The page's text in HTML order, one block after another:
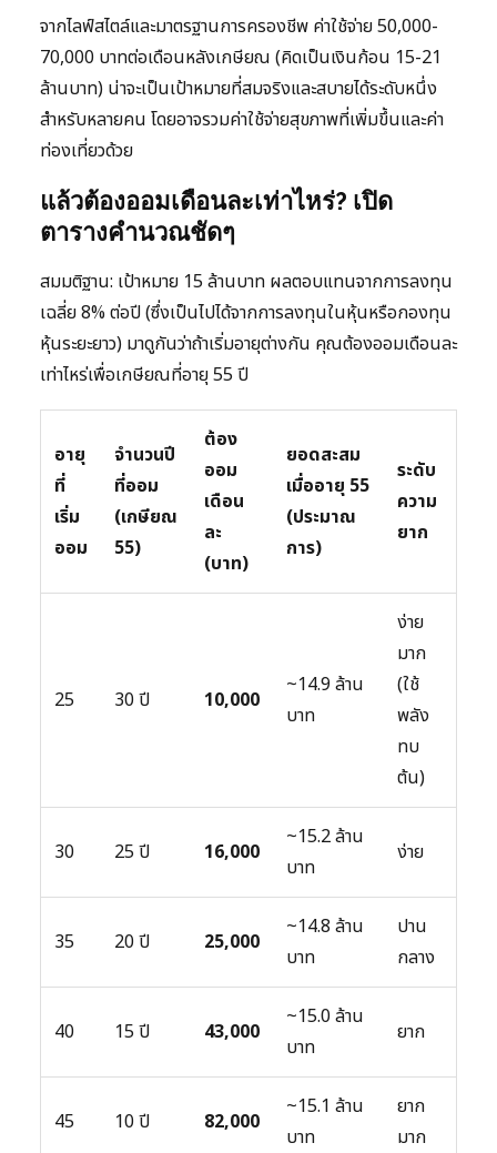
จากไลฟ์สไตล์และมาตรฐานการครองชีพ ค่าใช้จ่าย 50,000-
70,000 บาทต่อเดือนหลังเกษียณ (คิดเป็นเงินก้อน 15-21
ล้านบาท) น่าจะเป็นเป้าหมายที่สมจริงและสบายได้ระดับหนึ่ง
สำหรับหลายคน โดยอาจรวมค่าใช้จ่ายสุขภาพที่เพิ่มขึ้นและค่า
ท่องเที่ยวด้วย
แล้วต้องออมเดือนละเท่าไหร่? เปิด
ตารางคำนวณชัดๆ
สมมติฐาน: เป้าหมาย 15 ล้านบาท ผลตอบแทนจากการลงทุน
เฉลี่ย 8% ต่อปี (ซึ่งเป็นไปได้จากการลงทุนในหุ้นหรือกองทุน
หุ้นระยะยาว) มาดูกันว่าถ้าเริ่มอายุต่างกัน คุณต้องออมเดือนละ
เท่าไหร่เพื่อเกษียณที่อายุ 55 ปี
อายุ
ที่
เริ่ม
ออม
จำนวนปี
ที่ออม
(เกษียณ
55)
ต้อง
ออม
เดือน
ละ
(บาท)
ยอดสะสม
เมื่ออายุ 55
(ประมาณ
การ)
ระดับ
ความ
ยาก
25 30 ปี 10,000
~14.9 ล้าน
บาท
ง่าย
มาก
(ใช้
พลัง
ทบ
ต้น)
30 25 ปี 16,000
~15.2 ล้าน
บาท
ง่าย
35 20 ปี 25,000
~14.8 ล้าน
บาท
ปาน
กลาง
40 15 ปี 43,000
~15.0 ล้าน
บาท
ยาก
45 10 ปี 82,000
~15.1 ล้าน
บาท
ยาก
มาก